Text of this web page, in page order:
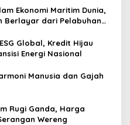
Ekonomi Maritim Dunia,
Berlayar dari Pelabuhan
Global, Kredit Hijau
Energi Nasional
Manusia dan Gajah
Rugi Ganda, Harga
Wereng